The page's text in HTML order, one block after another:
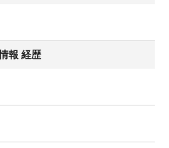
報 経歴